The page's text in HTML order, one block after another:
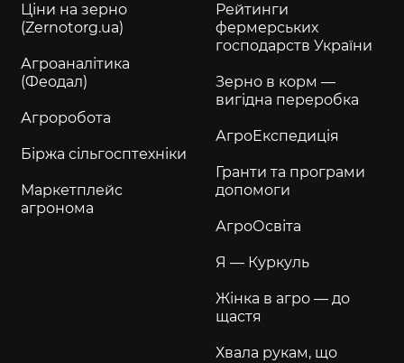
Ціни на зерно
(Zernotorg.ua)
Агроаналітика
(Феодал)
Агроробота
Біржа сільгосптехніки
Маркетплейс
агронома
Рейтинги
фермерських
господарств України
Зерно в корм —
вигідна переробка
АгроЕкспедиція
Гранти та програми
допомоги
АгроОсвіта
Я — Куркуль
Жінка в агро — до
щастя
Хвала рукам, що